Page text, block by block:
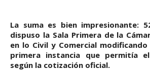
La suma es bien impresionante:
dispuso la Sala Primera de la
en lo Civil y Comercial
primera instancia que permitía
según la cotización oficial.